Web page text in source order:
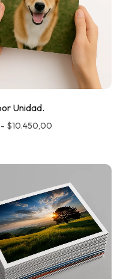
Unidad.
- $10.450,00